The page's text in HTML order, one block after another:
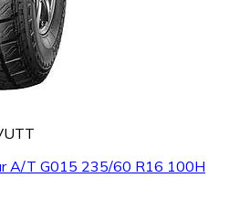
A/T G015 235/60 R16 100H